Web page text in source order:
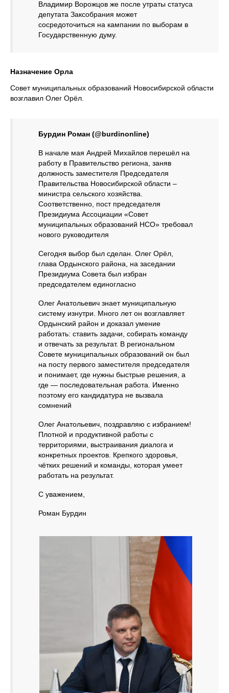
Владимир Ворожцов же после утраты статуса
депутата Заксобрания может
сосредоточиться на кампании по выборам в
Государственную думу.
Назначение Орла
Совет муниципальных образований Новосибирской области
возглавил Олег Орёл.
Бурдин Роман (@burdinonline)
В начале мая Андрей Михайлов перешёл на
работу в Правительство региона, заняв
должность заместителя Председателя
Правительства Новосибирской области –
министра сельского хозяйства.
Соответственно, пост председателя
Президиума Ассоциации «Совет
муниципальных образований НСО» требовал
нового руководителя
Сегодня выбор был сделан. Олег Орёл,
глава Ордынского района, на заседании
Президиума Совета был избран
председателем единогласно
Олег Анатольевич знает муниципальную
систему изнутри. Много лет он возглавляет
Ордынский район и доказал умение
работать: ставить задачи, собирать команду
и отвечать за результат. В региональном
Совете муниципальных образований он был
на посту первого заместителя председателя
и понимает, где нужны быстрые решения, а
где — последовательная работа. Именно
поэтому его кандидатура не вызвала
сомнений
Олег Анатольевич, поздравляю с избранием!
Плотной и продуктивной работы с
территориями, выстраивания диалога и
конкретных проектов. Крепкого здоровья,
чётких решений и команды, которая умеет
работать на результат.
С уважением,
Роман Бурдин